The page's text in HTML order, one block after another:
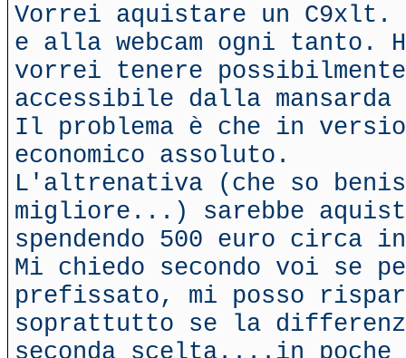
Vorrei aquistare un
e alla webcam ogni tanto.
vorrei tenere
accessibile dalla
Il problema è che in
economico assoluto.
L'altrenativa (che so
migliore...) sarebbe
spendendo 500 euro circa
Mi chiedo secondo voi se
prefissato, mi posso
soprattutto se la
seconda scelta....in